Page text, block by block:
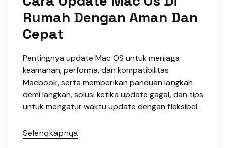
Rumah Dengan Aman Dan
Cepat
Pentingnya update Mac OS untuk menjaga
keamanan, performa, dan kompatibilitas
Macbook, serta memberikan panduan langkah
demi langkah, solusi ketika update gagal, dan tips
untuk mengatur waktu update dengan fleksibel.
Selengkapnya